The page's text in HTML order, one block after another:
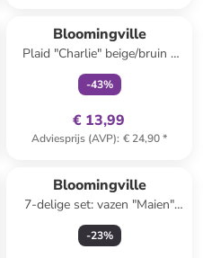
Bloomingville
Plaid "Charlie" beige/bruin -
(L)160 x (B)130 cm
-43%
€ 13,99
Adviesprijs (AVP): € 24,90*
Bloomingville
7-delige set: vazen "Maien"
meerkleurig
-23%